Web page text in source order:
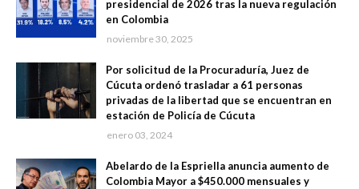
presidencial de 2026 tras la nueva regulación
en Colombia
noviembre 30, 2025
Por solicitud de la Procuraduría, Juez de
Cúcuta ordenó trasladar a 61 personas
privadas de la libertad que se encuentran en
estación de Policía de Cúcuta
enero 03, 2024
Abelardo de la Espriella anuncia aumento de
Colombia Mayor a $450.000 mensuales y